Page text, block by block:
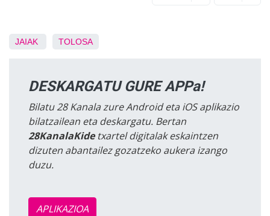
JAIAK TOLOSA
DESKARGATU GURE APPa!
Bilatu 28 Kanala zure Android eta iOS aplikazio
bilatzailean eta deskargatu. Bertan
28KanalaKidetxartel digitalak eskaintzen
dizuten abantailez gozatzeko aukera izango
duzu.
APLIKAZIOA